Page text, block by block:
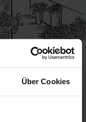
Über Cookies